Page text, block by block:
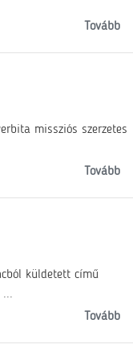
Tovább
missziós szerzetes
Tovább
küldetett című
...
Tovább